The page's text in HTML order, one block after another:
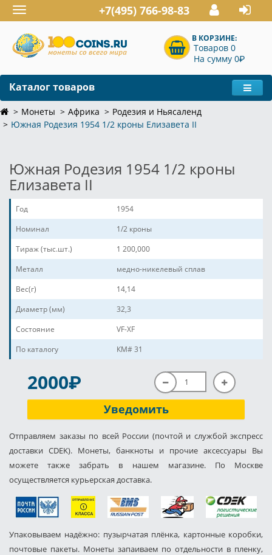
Toggle
navigation
+7(495) 766-98-83
В КОРЗИНЕ:
Товаров 0
На сумму 0P
Каталог товаров
Монеты Африка
Родезия и Ньясаленд
Южная Родезия 1954 1/2 кроны Елизавета II
Южная Родезия 1954 1/2 кроны
Елизавета II
Год
1954
Номинал
1/2 кроны
Тираж (тыс.шт.)
1 200,000
Металл
медно-никелевый сплав
Вес(г)
14,14
Диаметр (мм)
32,3
Состояние
VF-XF
По каталогу
КМ# 31
2000P
Уведомить
Отправляем заказы по всей России (почтой и службой экспресс
доставки CDEK). Монеты, банкноты и прочие аксессуары Вы
можете также забрать в нашем магазине. По Москве
осуществляется курьерская доставка.
Упаковываем надёжно: пузырчатая плёнка, картонные коробки,
почтовые пакеты. Монеты запаиваем по отдельности в пленку,